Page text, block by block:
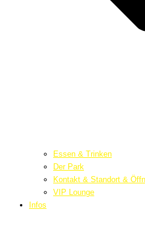
Essen & Trinken
Der Park
Kontakt & Standort &
VIP Lounge
Infos